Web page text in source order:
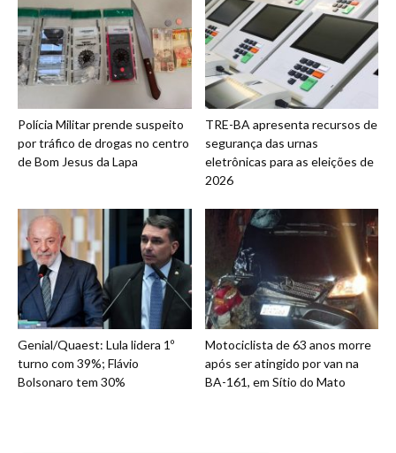
Polícia Militar prende suspeito
por tráfico de drogas no centro
de Bom Jesus da Lapa
TRE-BA apresenta recursos de
segurança das urnas
eletrônicas para as eleições de
2026
Genial/Quaest: Lula lidera 1º
turno com 39%; Flávio
Bolsonaro tem 30%
Motociclista de 63 anos morre
após ser atingido por van na
BA-161, em Sítio do Mato